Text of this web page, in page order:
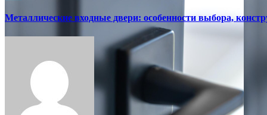
Металлические входные двери: особенности выбора,